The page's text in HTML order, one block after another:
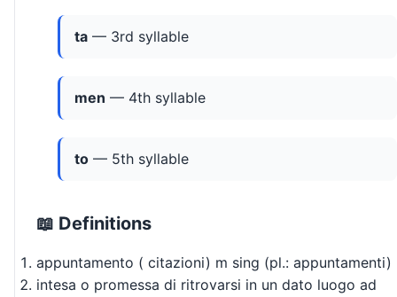
ta — 3rd syllable
men — 4th syllable
to — 5th syllable
📖 Definitions
appuntamento ( citazioni) m sing (pl.: appuntamenti)
intesa o promessa di ritrovarsi in un dato luogo ad